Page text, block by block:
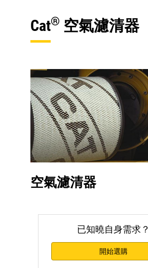
Cat® 空氣濾清器
空氣濾清器
已知曉自身需求？
開始選購